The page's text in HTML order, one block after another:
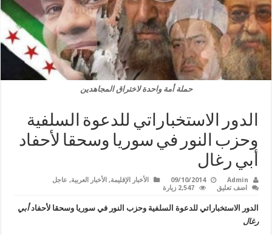
حملة أمة واحدة لاختراق المجاهدين
الدور الاستخباراتي للدعوة السلفية
وحزب النور في سوريا وسحقا لأحفاد
أبي رغال
Admin
09/10/2014 الأخبار الإقليمة, الأخبار العربية, عاجل
اضف تعليق
2,547 زيارة
الدور الاستخباراتي للدعوة السلفية وحزب النور في سوريا وسحقا لأحفادأبي
رغال